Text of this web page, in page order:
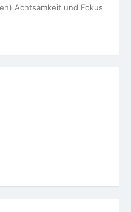
Achtsamkeit und Fokus